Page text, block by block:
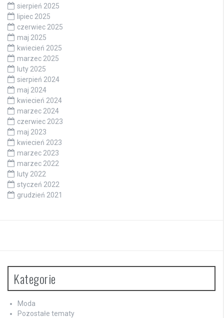
sierpień 2025
lipiec 2025
czerwiec 2025
maj 2025
kwiecień 2025
marzec 2025
luty 2025
sierpień 2024
maj 2024
kwiecień 2024
marzec 2024
czerwiec 2023
maj 2023
kwiecień 2023
marzec 2023
marzec 2022
luty 2022
styczeń 2022
grudzień 2021
Kategorie
Moda
Pozostałe tematy